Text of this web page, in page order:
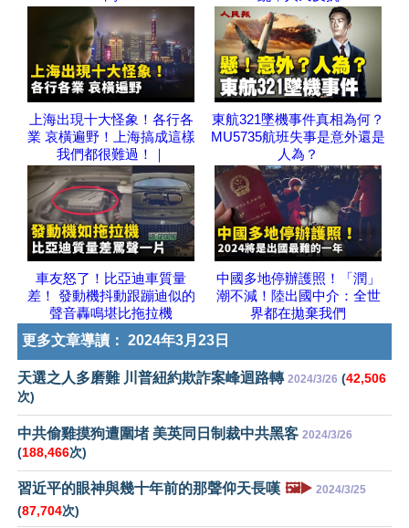
上海出現十大怪象！各行各
業 哀橫遍野！上海搞成這樣
我們都很難過！｜
東航321墜機事件真相為何？
MU5735航班失事是意外還是
人為？
車友怒了！比亞迪車質量
差！ 發動機抖動跟蹦迪似的
聲音轟鳴堪比拖拉機
中國多地停辦護照！「潤」
潮不減！陸出國中介：全世
界都在拋棄我們
更多文章導讀： 2024年3月23日
天選之人多磨難 川普紐約欺詐案峰迴路轉 2024/3/26 (42,506
次)
中共偷雞摸狗遭圍堵 美英同日制裁中共黑客 2024/3/26
(188,466次)
習近平的眼神與幾十年前的那聲仰天長嘆 🖼️▶️ 2024/3/25
(87,704次)